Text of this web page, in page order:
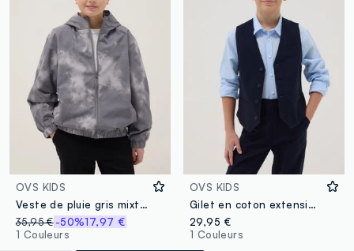
OVS KIDS
Veste de pluie gris mixte ajustée avec capuche pour garçons
35,95 €-50%17,97 €
1 Couleurs
OVS KIDS
Gilet en coton extensible bleu garçon coupe regular
29,95 €
1 Couleurs